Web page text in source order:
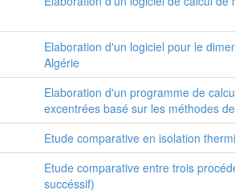
Elaboration d'un logiciel pour le
Algérie
Elaboration d'un programme de
excentrées basé sur les méthodes
Etude comparative en isolation
Etude comparative entre trois
succéssif)